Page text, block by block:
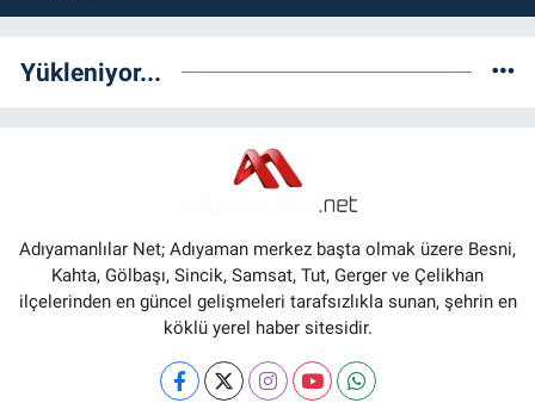
Yükleniyor...
Adıyamanlılar Net; Adıyaman merkez başta olmak üzere Besni,
Kahta, Gölbaşı, Sincik, Samsat, Tut, Gerger ve Çelikhan
ilçelerinden en güncel gelişmeleri tarafsızlıkla sunan, şehrin en
köklü yerel haber sitesidir.